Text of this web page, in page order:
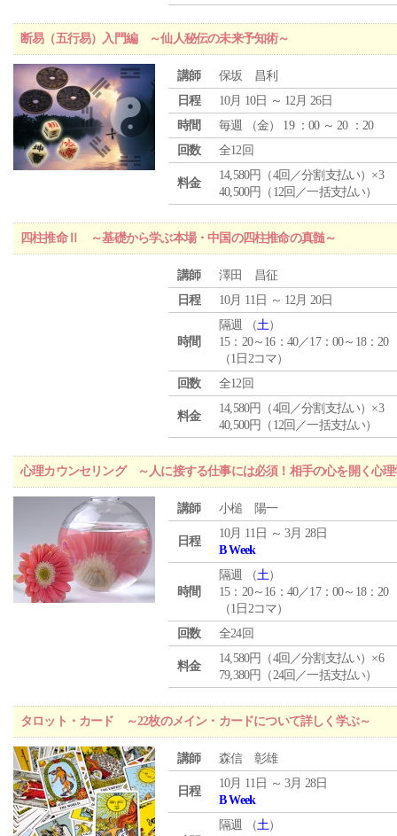
断易（五行易）入門編 ～仙人秘伝の未来予知術～
講師
保坂 昌利
日程
10月 10日 ～ 12月 26日
時間
毎週 （金） 19 ：00 ～ 20 ：20
回数
全12回
料金
14,580円（4回／分割支払い）×3
40,500円（12回／一括支払い）
四柱推命Ⅱ ～基礎から学ぶ本場・中国の四柱推命の真髄～
講師
澤田 昌征
日程
10月 11日 ～ 12月 20日
時間
隔週 （土）
15：20～16：40／17：00～18：20
（1日2コマ）
回数
全12回
料金
14,580円（4回／分割支払い）×3
40,500円（12回／一括支払い）
心理カウンセリング ～人に接する仕事には必須！相手の心を開く心理
講師 小槌 陽一
日程
10月 11日 ～ 3月 28日
B Week
時間
隔週 （土）
15：20～16：40／17：00～18：20
（1日2コマ）
回数
全24回
料金
14,580円（4回／分割支払い）×6
79,380円（24回／一括支払い）
タロット・カード ～22枚のメイン・カードについて詳しく学ぶ～
講師 森信 彰雄
日程
10月 11日 ～ 3月 28日
B Week
隔週 （土）